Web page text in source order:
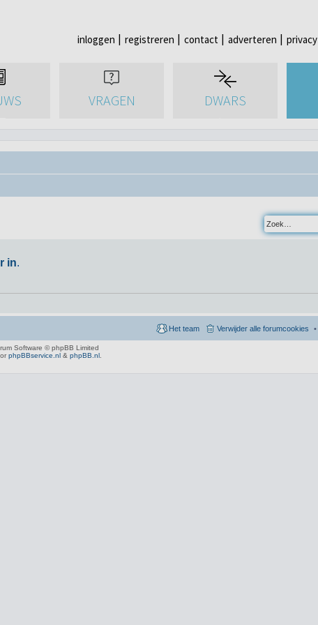
inloggen registreren contact adverteren privacy
VRAGEN DWARS
in.
Verwijder alle forumcookies
Het team
Software © phpBB Limited
phpBBservice.nl & phpBB.nl